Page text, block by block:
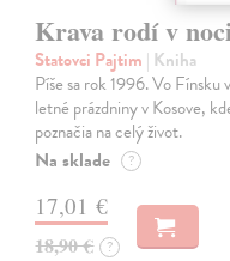
Krava rodí v
Statovci Pajtim | Kniha
Píše sa rok 1996. Vo
letné prázdniny v Kosove,
poznačia na celý život.
Na sklade ?
17,01 €
18,90 € ?